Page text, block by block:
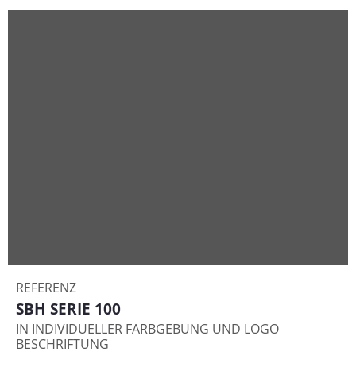
REFERENZ
SBH SERIE 100
IN INDIVIDUELLER FARBGEBUNG UND LOGO
BESCHRIFTUNG